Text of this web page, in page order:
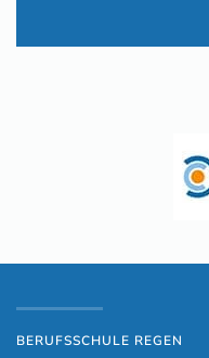
BERUFSSCHULE REGEN